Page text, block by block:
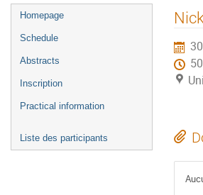
Menu
de
Homepage
Schedule
Abstracts
Inscription
Practical information
Liste des participants